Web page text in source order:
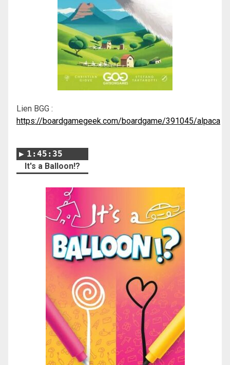
Lien BGG :
https://boardgamegeek.com/boardgame/391045/alpaca
1:45:35
It's a Balloon!?